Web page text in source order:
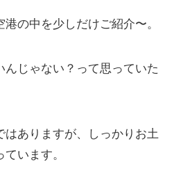
の中を少しだけご紹介〜。
じゃない？って思っていた
はありますが、しっかりお土
います。